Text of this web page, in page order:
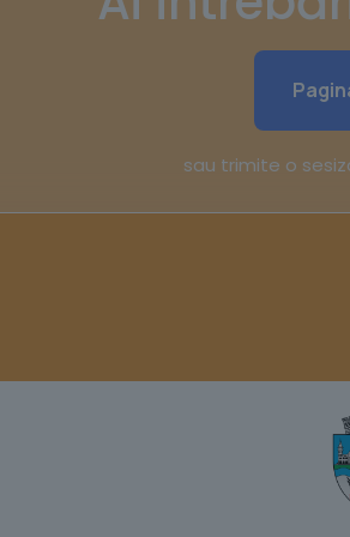
sau trimite o